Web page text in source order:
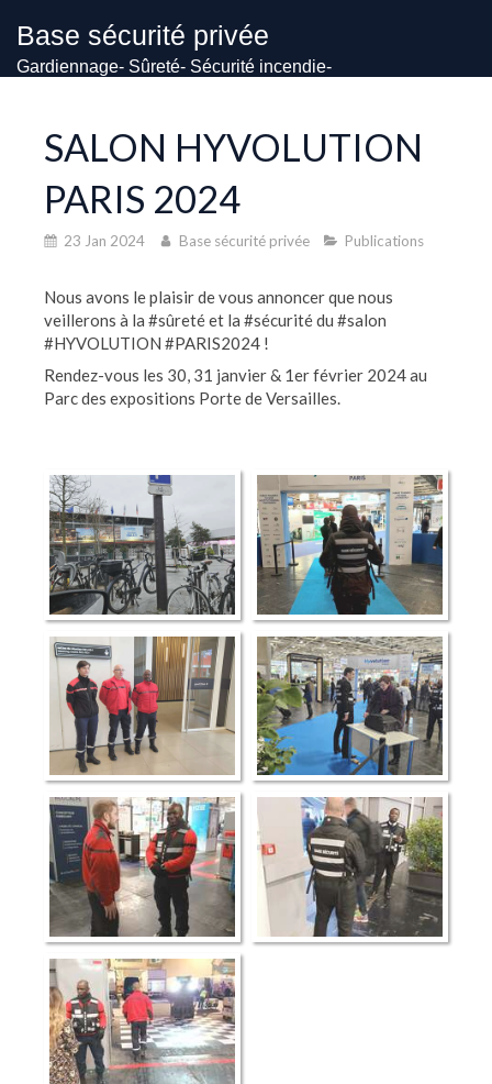
Base sécurité privée
Gardiennage- Sûreté- Sécurité incendie-
SALON HYVOLUTION
PARIS 2024
23 Jan 2024 Base sécurité privée Publications
Nous avons le plaisir de vous annoncer que nous
veillerons à la #sûreté et la #sécurité du #salon
#HYVOLUTION #PARIS2024 !
Rendez-vous les 30, 31 janvier & 1er février 2024 au
Parc des expositions Porte de Versailles.